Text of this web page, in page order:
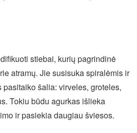
stiebai, kurių pagrindinė
atramų. Jie susisuka spiralėmis ir
pasitaiko šalia: virveles, groteles,
Tokiu būdu agurkas išlieka
ir pasiekia daugiau šviesos.